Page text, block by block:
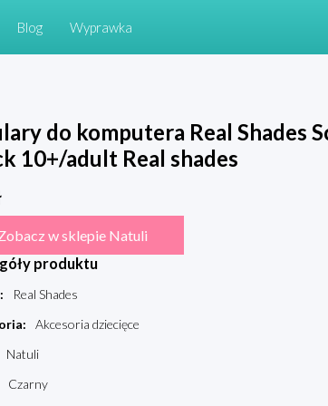
Blog Wyprawka
do komputera Real Shades
10+/adult Real shades
w sklepie Natuli
produktu
:
Real Shades
:
Akcesoria dziecięce
Natuli
Czarny